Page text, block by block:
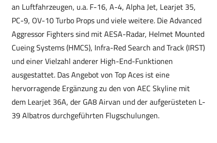
an Luftfahrzeugen, u.a. F-16, A-4, Alpha Jet, Learjet 35,
PC-9, OV-10 Turbo Props und viele weitere. Die Advanced
Aggressor Fighters sind mit AESA-Radar, Helmet Mounted
Cueing Systems (HMCS), Infra-Red Search and Track (IRST)
und einer Vielzahl anderer High-End-Funktionen
ausgestattet. Das Angebot von Top Aces ist eine
hervorragende Ergänzung zu den von AEC Skyline mit
dem Learjet 36A, der GA8 Airvan und der aufgerüsteten L-
39 Albatros durchgeführten Flugschulungen.